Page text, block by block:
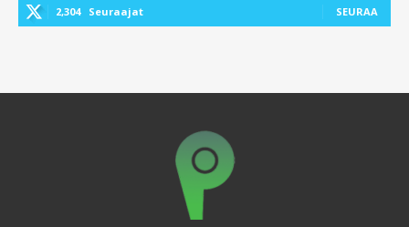
2,304 Seuraajat SEURAA